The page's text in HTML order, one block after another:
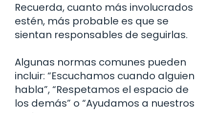
Recuerda, cuanto más involucrados
estén, más probable es que se
sientan responsables de seguirlas.
Algunas normas comunes pueden
incluir: “Escuchamos cuando alguien
habla”, “Respetamos el espacio de
los demás” o “Ayudamos a nuestros